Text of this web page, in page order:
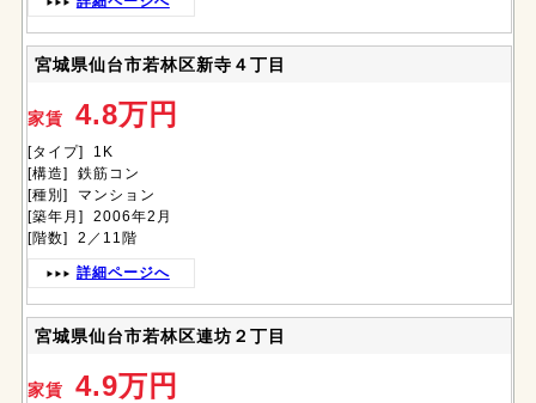
宮城県仙台市若林区新寺４丁目
家賃 4.8万円
[タイプ] 1K
[構造] 鉄筋コン
[種別] マンション
[築年月] 2006年2月
[階数] 2／11階
詳細ページへ
宮城県仙台市若林区連坊２丁目
家賃 4.9万円